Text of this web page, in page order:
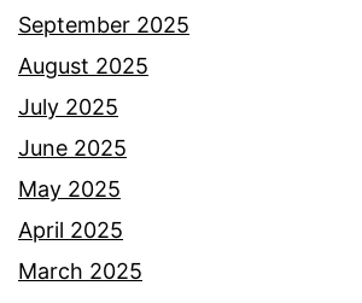
September 2025
August 2025
July 2025
June 2025
May 2025
April 2025
March 2025